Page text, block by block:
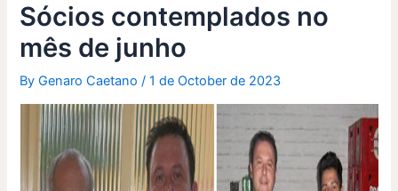
Sócios contemplados no
mês de junho
ByGenaro Caetano/1 de October de 2023